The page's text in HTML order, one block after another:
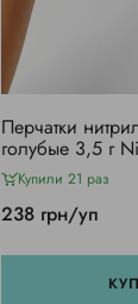
Перчатки
голубые 3,5 г
упКупили 21 раз
238 грн/уп